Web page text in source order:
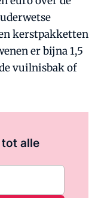
kerstpakketten
er bijna 1,5
vuilnisbak of
alle